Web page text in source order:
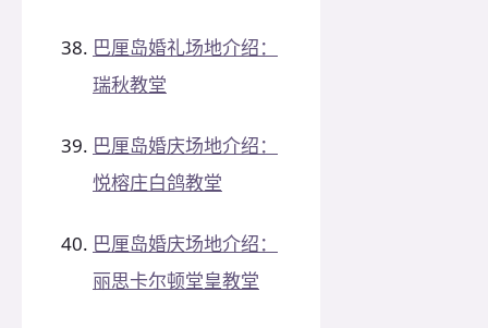
巴厘岛婚礼场地介绍：
瑞秋教堂
巴厘岛婚庆场地介绍：
悦榕庄白鸽教堂
巴厘岛婚庆场地介绍：
丽思卡尔顿堂皇教堂